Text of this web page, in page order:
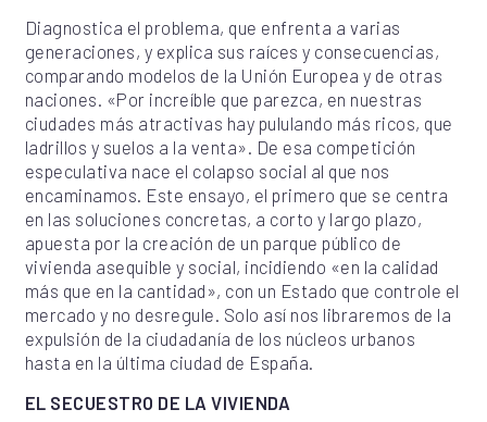
Diagnostica el problema, que enfrenta a varias
generaciones, y explica sus raíces y consecuencias,
comparando modelos de la Unión Europea y de otras
naciones. «Por increíble que parezca, en nuestras
ciudades más atractivas hay pululando más ricos, que
ladrillos y suelos a la venta». De esa competición
especulativa nace el colapso social al que nos
encaminamos. Este ensayo, el primero que se centra
en las soluciones concretas, a corto y largo plazo,
apuesta por la creación de un parque público de
vivienda asequible y social, incidiendo «en la calidad
más que en la cantidad», con un Estado que controle el
mercado y no desregule. Solo así nos libraremos de la
expulsión de la ciudadanía de los núcleos urbanos
hasta en la última ciudad de España.
EL SECUESTRO DE LA VIVIENDA